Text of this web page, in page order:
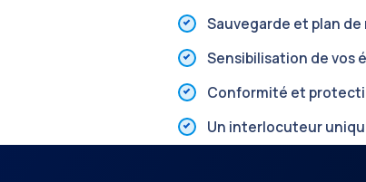
Sauvegarde et plan de
Sensibilisation de vos
Conformité et
Un interlocuteur